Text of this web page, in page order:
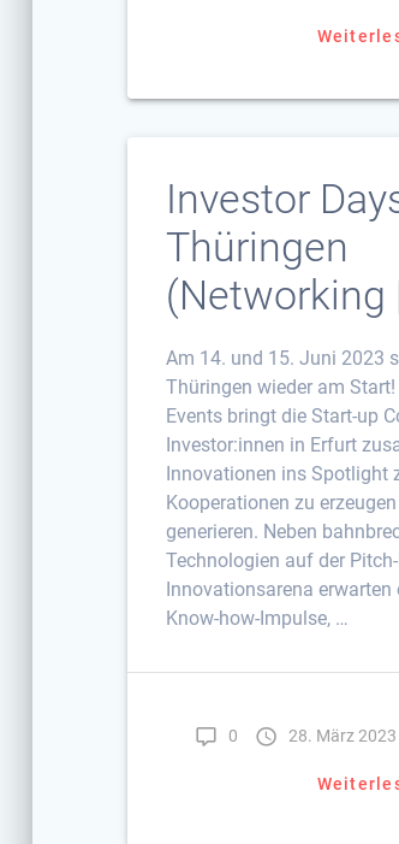
Investor
Thüringen
(Networking
Am 14. und 15. Juni 2023
Thüringen wieder am
Events bringt die Start-up
Investor:innen in Erfurt
Innovationen ins Spotlight
Kooperationen zu
generieren. Neben
Technologien auf der
Innovationsarena erwarten
Know-how-Impulse, …
0 28. März 2023